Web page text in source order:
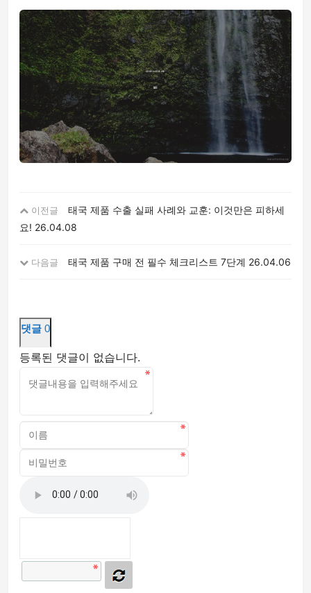
이전글
태국 제품 수출 실패 사례와 교훈: 이것만은 피하세
요! 26.04.08
다음글 태국 제품 구매 전 필수 체크리스트 7단계 26.04.06
댓글 0
등록된 댓글이 없습니다.